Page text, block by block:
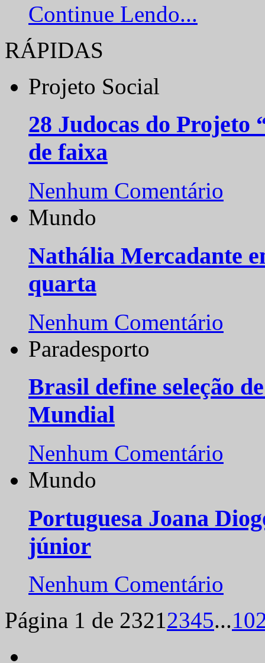
Continue Lendo...
RÁPIDAS
Projeto Social
28 Judocas do
de faixa
Nenhum Comentário
Mundo
Nathália Mercadante
quarta
Nenhum Comentário
Paradesporto
Brasil define seleção
Mundial
Nenhum Comentário
Mundo
Portuguesa Joana
júnior
Nenhum Comentário
Página 1 de 23212345...10